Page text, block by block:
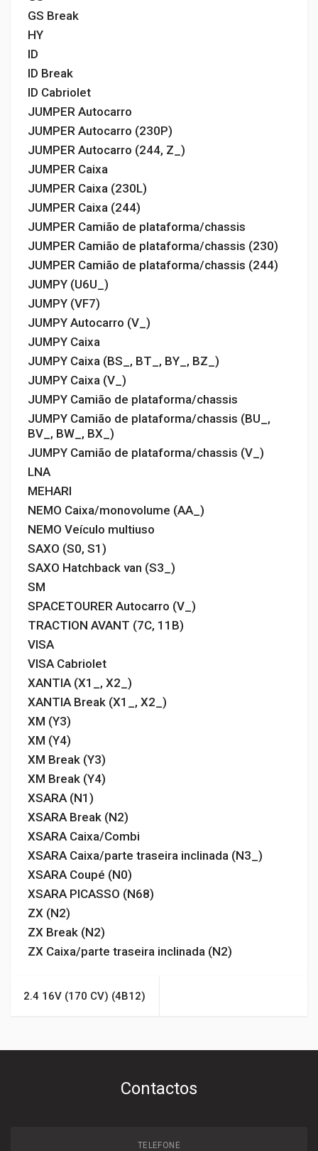
GS Break
HY
ID
ID Break
ID Cabriolet
JUMPER Autocarro
JUMPER Autocarro (230P)
JUMPER Autocarro (244, Z_)
JUMPER Caixa
JUMPER Caixa (230L)
JUMPER Caixa (244)
JUMPER Camião de plataforma/chassis
JUMPER Camião de plataforma/chassis (230)
JUMPER Camião de plataforma/chassis (244)
JUMPY (U6U_)
JUMPY (VF7)
JUMPY Autocarro (V_)
JUMPY Caixa
JUMPY Caixa (BS_, BT_, BY_, BZ_)
JUMPY Caixa (V_)
JUMPY Camião de plataforma/chassis
JUMPY Camião de plataforma/chassis (BU_,
BV_, BW_, BX_)
JUMPY Camião de plataforma/chassis (V_)
LNA
MEHARI
NEMO Caixa/monovolume (AA_)
NEMO Veículo multiuso
SAXO (S0, S1)
SAXO Hatchback van (S3_)
SM
SPACETOURER Autocarro (V_)
TRACTION AVANT (7C, 11B)
VISA
VISA Cabriolet
XANTIA (X1_, X2_)
XANTIA Break (X1_, X2_)
XM (Y3)
XM (Y4)
XM Break (Y3)
XM Break (Y4)
XSARA (N1)
XSARA Break (N2)
XSARA Caixa/Combi
XSARA Caixa/parte traseira inclinada (N3_)
XSARA Coupé (N0)
XSARA PICASSO (N68)
ZX (N2)
ZX Break (N2)
ZX Caixa/parte traseira inclinada (N2)
2.4 16V (170 CV) (4B12)
Contactos
TELEFONE